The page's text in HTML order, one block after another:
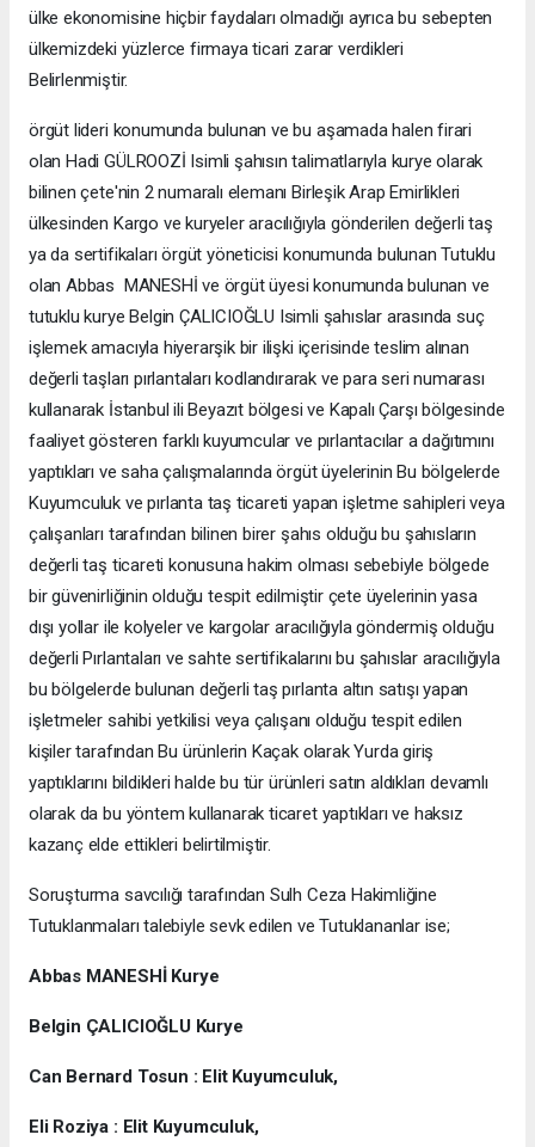
ülke ekonomisine hiçbir faydaları olmadığı ayrıca bu sebepten
ülkemizdeki yüzlerce firmaya ticari zarar verdikleri
Belirlenmiştir.
örgüt lideri konumunda bulunan ve bu aşamada halen firari
olan Hadi GÜLROOZİ Isimli şahısın talimatlarıyla kurye olarak
bilinen çete'nin 2 numaralı elemanı Birleşik Arap Emirlikleri
ülkesinden Kargo ve kuryeler aracılığıyla gönderilen değerli taş
ya da sertifikaları örgüt yöneticisi konumunda bulunan Tutuklu
olan Abbas MANESHİ ve örgüt üyesi konumunda bulunan ve
tutuklu kurye Belgin ÇALICIOĞLU Isimli şahıslar arasında suç
işlemek amacıyla hiyerarşik bir ilişki içerisinde teslim alınan
değerli taşları pırlantaları kodlandırarak ve para seri numarası
kullanarak İstanbul ili Beyazıt bölgesi ve Kapalı Çarşı bölgesinde
faaliyet gösteren farklı kuyumcular ve pırlantacılar a dağıtımını
yaptıkları ve saha çalışmalarında örgüt üyelerinin Bu bölgelerde
Kuyumculuk ve pırlanta taş ticareti yapan işletme sahipleri veya
çalışanları tarafından bilinen birer şahıs olduğu bu şahısların
değerli taş ticareti konusuna hakim olması sebebiyle bölgede
bir güvenirliğinin olduğu tespit edilmiştir çete üyelerinin yasa
dışı yollar ile kolyeler ve kargolar aracılığıyla göndermiş olduğu
değerli Pırlantaları ve sahte sertifikalarını bu şahıslar aracılığıyla
bu bölgelerde bulunan değerli taş pırlanta altın satışı yapan
işletmeler sahibi yetkilisi veya çalışanı olduğu tespit edilen
kişiler tarafından Bu ürünlerin Kaçak olarak Yurda giriş
yaptıklarını bildikleri halde bu tür ürünleri satın aldıkları devamlı
olarak da bu yöntem kullanarak ticaret yaptıkları ve haksız
kazanç elde ettikleri belirtilmiştir.
Soruşturma savcılığı tarafından Sulh Ceza Hakimliğine
Tutuklanmaları talebiyle sevk edilen ve Tutuklananlar ise;
Abbas MANESHİ Kurye
Belgin ÇALICIOĞLU Kurye
Can Bernard Tosun : Elit Kuyumculuk,
Eli Roziya : Elit Kuyumculuk,